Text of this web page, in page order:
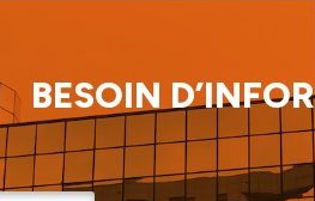
BESOIN